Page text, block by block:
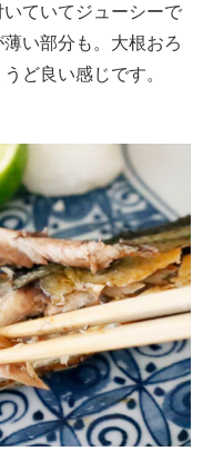
ていてジューシーで
い部分も。大根おろ
ど良い感じです。